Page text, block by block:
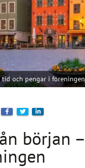
tid och pengar i föreningen
början